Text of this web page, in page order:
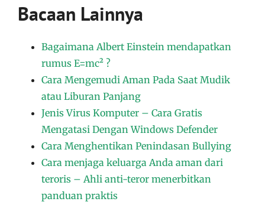
Bacaan Lainnya
Bagaimana Albert Einstein mendapatkan
rumus E=mc² ?
Cara Mengemudi Aman Pada Saat Mudik
atau Liburan Panjang
Jenis Virus Komputer – Cara Gratis
Mengatasi Dengan Windows Defender
Cara Menghentikan Penindasan Bullying
Cara menjaga keluarga Anda aman dari
teroris – Ahli anti-teror menerbitkan
panduan praktis